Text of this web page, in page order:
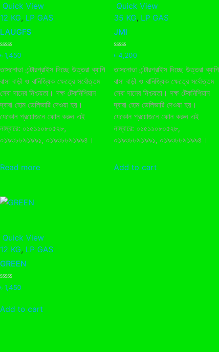
Quick View
12 KG, LP GAS
LAUGFS
Rated
out
of
5
৳ 1,450
তাসনোভা এন্টারপ্রাইস দিচ্ছে উত্তরা ব্যাপি
বাসা বাড়ী ও বানিজ্যিক ক্ষেত্রে সর্বোত্তম
সেবা দানের নিশ্চয়তা। দক্ষ টেকনিশিয়ান
দ্বারা হোম ডেলিভারি দেওয়া হয়।
যেকোন প্রয়োজনে ফোন করুন এই
নাম্বারে: ০১৫১১০৮০৫২৮,
০১৯৩৮৮৯১৯৯১, ০১৯৩৮৮৯১৯৯৪।
Read more
Quick View
35 KG, LP GAS
JMI
Rated
out
of
5
৳ 4,200
তাসনোভা এন্টারপ্রাইস দিচ্ছে উত্তরা ব্যাপি
বাসা বাড়ী ও বানিজ্যিক ক্ষেত্রে সর্বোত্তম
সেবা দানের নিশ্চয়তা। দক্ষ টেকনিশিয়ান
দ্বারা হোম ডেলিভারি দেওয়া হয়।
যেকোন প্রয়োজনে ফোন করুন এই
নাম্বারে: ০১৫১১০৮০৫২৮,
০১৯৩৮৮৯১৯৯১, ০১৯৩৮৮৯১৯৯৪।
Add to cart
Quick View
12 KG, LP GAS
GREEN
Rated
0
of
5
৳ 1,450
Add to cart